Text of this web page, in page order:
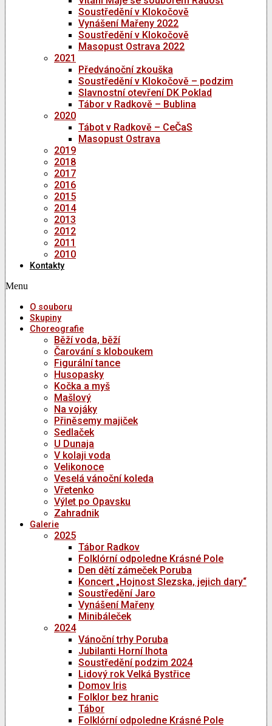
Soustředění v Klokočově
Vynášení Mařeny 2022
Soustředění v Klokočově
Masopust Ostrava 2022
2021
Předvánoční zkouška
Soustředění v Klokočově – podzim
Slavnostní otevření DK Poklad
Tábor v Radkově – Bublina
2020
Tábot v Radkově – CeČaS
Masopust Ostrava
2019
2018
2017
2016
2015
2014
2013
2012
2011
2010
Kontakty
Menu
O souboru
Skupiny
Choreografie
Běží voda, běží
Čarování s kloboukem
Figurální tance
Husopasky
Kočka a myš
Mašlový
Na vojáky
Přiněsemy majiček
Sedlaček
U Dunaja
V kolaji voda
Velikonoce
Veselá vánoční koleda
Vřetenko
Výlet po Opavsku
Zahradnik
Galerie
2025
Tábor Radkov
Folklórní odpoledne Krásné Pole
Den dětí zámeček Poruba
Koncert „Hojnost Slezska, jejich dary“
Soustředění Jaro
Vynášení Mařeny
Minibáleček
2024
Vánoční trhy Poruba
Jubilanti Horní lhota
Soustředění podzim 2024
Lidový rok Velká Bystřice
Domov Iris
Folklor bez hranic
Tábor
Folklórní odpoledne Krásné Pole